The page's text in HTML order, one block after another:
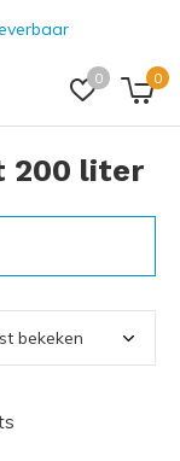
0 0
200 liter